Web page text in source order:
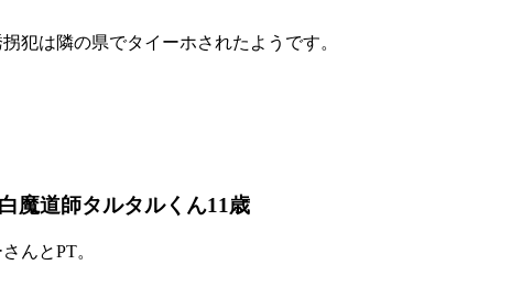
犯は隣の県でタイーホされたようです。
魔道師タルタルくん11歳
んとPT。